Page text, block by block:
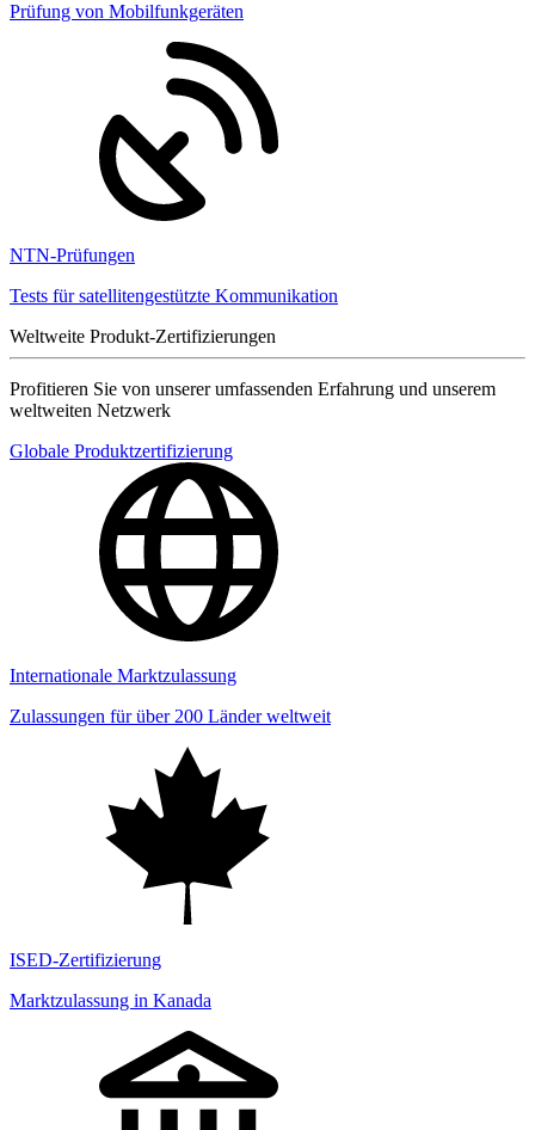
Prüfung von Mobilfunkgeräten
NTN-Prüfungen
Tests für satellitengestützte Kommunikation
Weltweite Produkt-Zertifizierungen
Profitieren Sie von unserer umfassenden Erfahrung und unserem
weltweiten Netzwerk
Globale Produktzertifizierung
Internationale Marktzulassung
Zulassungen für über 200 Länder weltweit
ISED-Zertifizierung
Marktzulassung in Kanada